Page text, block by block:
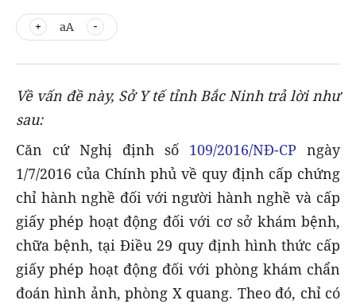
aA
Về vấn đề này, Sở Y tế tỉnh Bắc Ninh trả lời như
sau:
Căn cứ Nghị định số 109/2016/NĐ-CP ngày
1/7/2016 của Chính phủ về quy định cấp chứng
chỉ hành nghề đối với người hành nghề và cấp
giấy phép hoạt động đối với cơ sở khám bệnh,
chữa bệnh, tại Điều 29 quy định hình thức cấp
giấy phép hoạt động đối với phòng khám chẩn
đoán hình ảnh, phòng X quang. Theo đó, chỉ có